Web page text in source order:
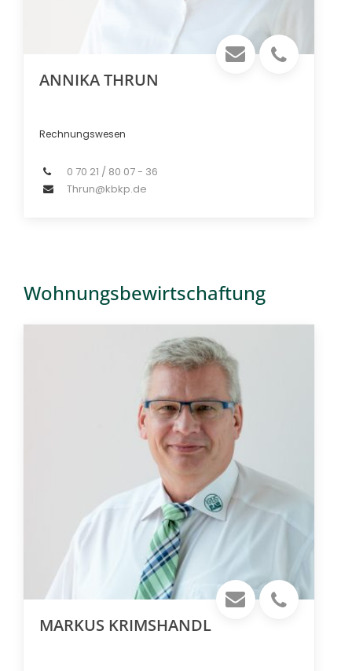
ANNIKA THRUN
Rechnungswesen
0 70 21 / 80 07 - 36
Thrun@kbkp.de
Wohnungsbewirtschaftung
MARKUS KRIMSHANDL